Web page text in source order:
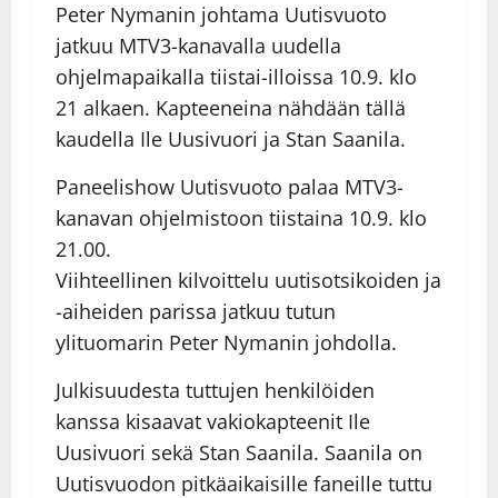
Peter Nymanin johtama Uutisvuoto
jatkuu MTV3-kanavalla uudella
ohjelmapaikalla tiistai-illoissa 10.9. klo
21 alkaen. Kapteeneina nähdään tällä
kaudella Ile Uusivuori ja Stan Saanila.
Paneelishow Uutisvuoto palaa MTV3-
kanavan ohjelmistoon tiistaina 10.9. klo
21.00.
Viihteellinen kilvoittelu uutisotsikoiden ja
-aiheiden parissa jatkuu tutun
ylituomarin Peter Nymanin johdolla.
Julkisuudesta tuttujen henkilöiden
kanssa kisaavat vakiokapteenit Ile
Uusivuori sekä Stan Saanila. Saanila on
Uutisvuodon pitkäaikaisille faneille tuttu